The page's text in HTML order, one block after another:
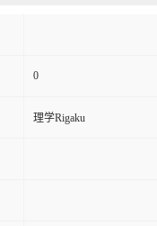
0
理学Rigaku